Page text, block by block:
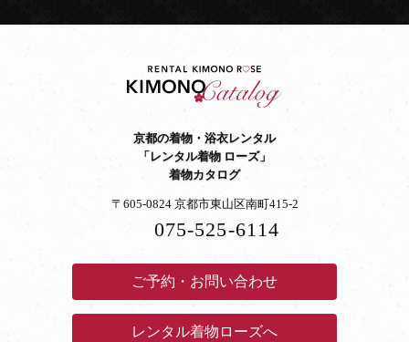
京都の着物・浴衣レンタル
「レンタル着物 ローズ」
着物カタログ
〒605-0824 京都市東山区南町415-2
075-525-6114
ご予約・お問い合わせ
レンタル着物ローズへ